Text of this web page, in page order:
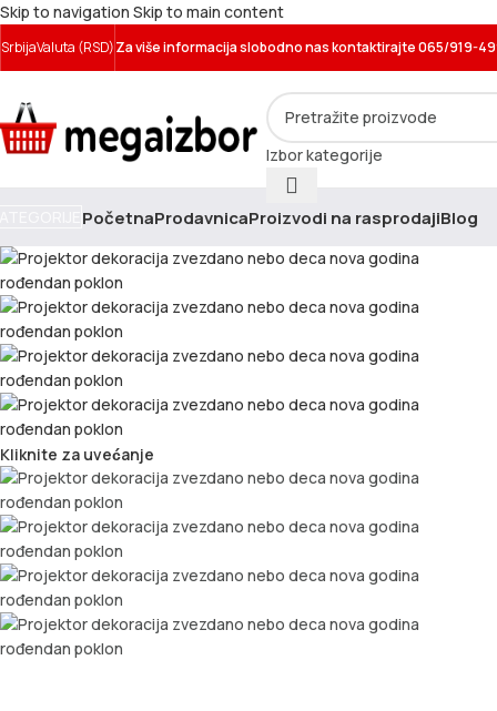
Skip to navigation Skip to main content
SrbijaValuta (RSD)Za više informacija slobodno nas kontaktirajte 065/919-
Izbor kategorije
PočetnaProdavnicaProizvodi na rasprodajiBlog
Kliknite za uvećanje